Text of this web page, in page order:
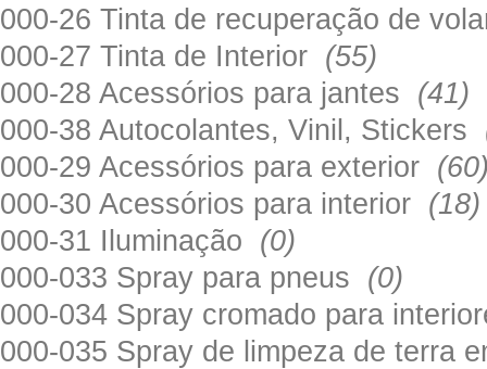
000-26 Tinta de recuperação de
000-27 Tinta de Interior (55)
000-28 Acessórios para jantes (41)
000-38 Autocolantes, Vinil, Stickers
000-29 Acessórios para exterior
000-30 Acessórios para interior (18)
000-31 Iluminação (0)
000-033 Spray para pneus (0)
000-034 Spray cromado para
000-035 Spray de limpeza de terra